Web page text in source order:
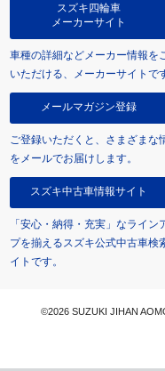
スズキ四輪車
メーカーサイト
車種の詳細などメーカー情報を
いただける、メーカーサイトで
メールマガジン登録
ご登録いただくと、さまざまな
をメールでお届けします。
スズキ中古車情報サイト
「安心・納得・充実」なライン
プを揃えるスズキ公式中古車検
イトです。
©2026 SUZUKI JIHAN